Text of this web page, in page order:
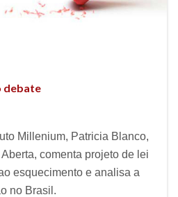
debate
Millenium, Patricia Blanco,
comenta projeto de lei
esquecimento e analisa a
no Brasil.